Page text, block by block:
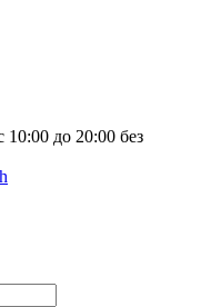
до 20:00 без